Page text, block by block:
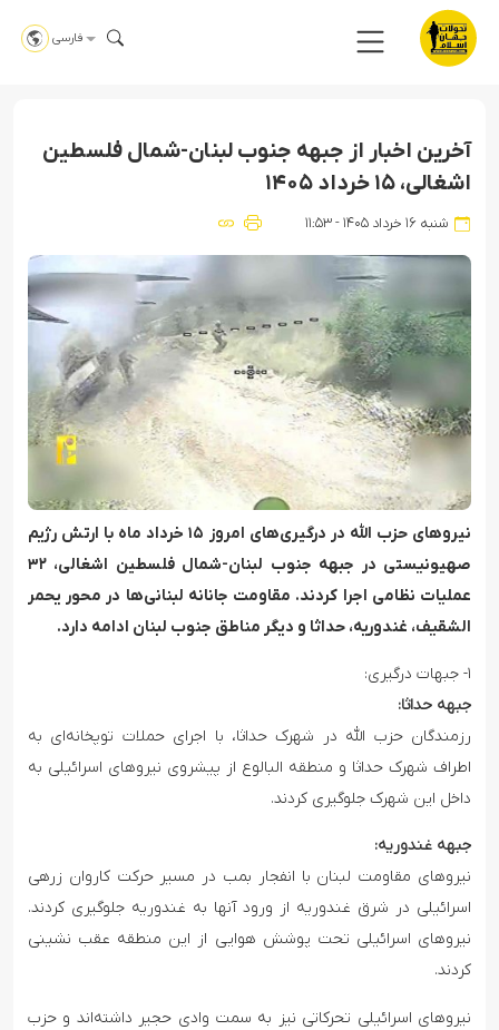
فارسی
آخرین اخبار از جبهه جنوب لبنان-شمال فلسطین
اشغالی، ۱۵ خرداد ۱۴۰۵
شنبه ۱۶ خرداد ۱۴۰۵ - ۱۱:۵۳
نیروهای حزب الله در درگیری‌های امروز ۱۵ خرداد ماه با ارتش رژیم
صهیونیستی در جبهه جنوب لبنان-شمال فلسطین اشغالی، ۳۲
عملیات نظامی اجرا کردند. مقاومت جانانه لبنانی‌ها در محور یحمر
الشقیف، غندوریه، حداثا و دیگر مناطق جنوب لبنان ادامه دارد.
۱- جبهات درگیری:
جبهه حداثا:
رزمندگان حزب الله در شهرک حداثا، با اجرای حملات توپخانه‌ای به
اطراف شهرک حداثا و منطقه البالوع از پیشروی نیروهای اسرائیلی به
داخل این شهرک جلوگیری کردند.
جبهه غندوریه:
نیروهای مقاومت لبنان با انفجار بمب در مسیر حرکت کاروان زرهی
اسرائیلی در شرق غندوریه از ورود آنها به غندوریه جلوگیری کردند.
نیروهای اسرائیلی تحت پوشش هوایی از این منطقه عقب نشینی
کردند.
نیروهای اسرائیلی تحرکاتی نیز به سمت وادی حجیر داشته‌اند و حزب